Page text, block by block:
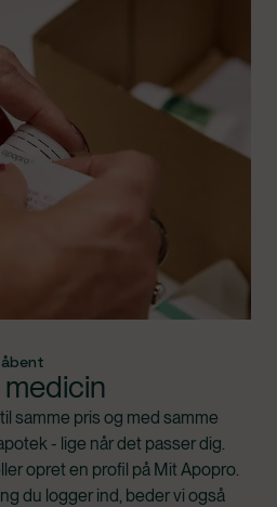
samme pris og med samme
- lige når det passer dig.
opret en profil på Mit Apopro.
du logger ind, beder vi også